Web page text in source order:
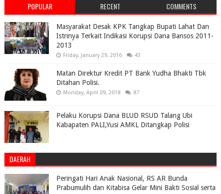
POPULAR RECENT COMMENTS
Masyarakat Desak KPK Tangkap Bupati Lahat Dan
Istrinya Terkait Indikasi Korupsi Dana Bansos 2011-
2013
Friday, January 29, 2016 43
Matan Direktur Kredit PT Bank Yudha Bhakti Tbk
Ditahan Polisi.
Monday, April 09, 2018 87
Pelaku Korupsi Dana BLUD RSUD Talang Ubi
Kabapaten PALI,Yusi AMKL Ditangkap Polisi
DAERAH
Peringati Hari Anak Nasional, RS AR Bunda
Prabumulih dan Kitabisa Gelar Mini Bakti Sosial serta